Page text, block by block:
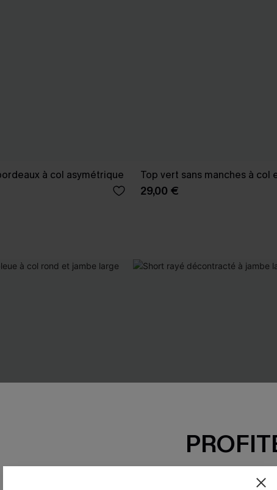
à col asymétrique Top vert sans manches à col
29,00 €
-15% dès 2